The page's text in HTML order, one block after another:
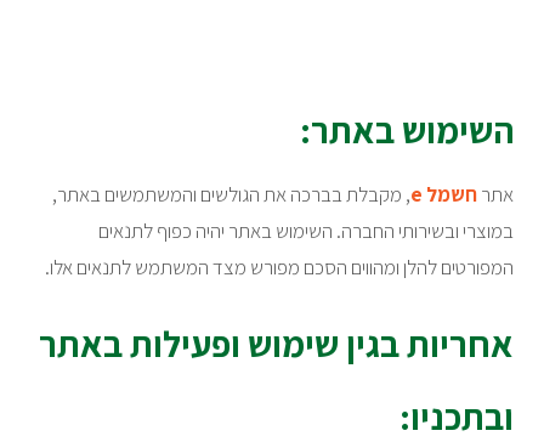
השימוש באתר:
אתרחשמל e
, מקבלת בברכה את הגולשים והמשתמשים באתר,
במוצרי ובשירותי החברה. השימוש באתר יהיה כפוף לתנאים
המפורטים להלן ומהווים הסכם מפורש מצד המשתמש לתנאים אלו.
אחריות בגין שימוש ופעילות באתר
ובתכניו: